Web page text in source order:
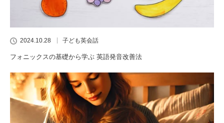
2024.10.28 子ども英会話
フォニックスの基礎から学ぶ 英語発音改善法